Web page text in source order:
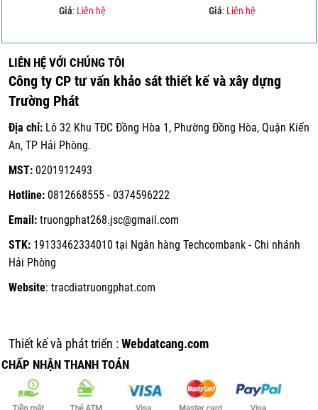
Giá: Liên hệ Giá: Liên hệ
LIÊN HỆ VỚI CHÚNG TÔI
Công ty CP tư vấn khảo sát thiết kế và xây dựng
Trường Phát
Địa chỉ: Lô 32 Khu TĐC Đồng Hòa 1, Phường Đồng Hòa, Quận Kiến
An, TP Hải Phòng.
MST: 0201912493
Hotline: 0812668555 - 0374596222
Email: truongphat268.jsc@gmail.com
STK: 19133462334010 tại Ngân hàng Techcombank - Chi nhánh
Hải Phòng
Website: tracdiatruongphat.com
Thiết kế và phát triển :Webdatcang.com
CHẤP NHẬN THANH TOÁN